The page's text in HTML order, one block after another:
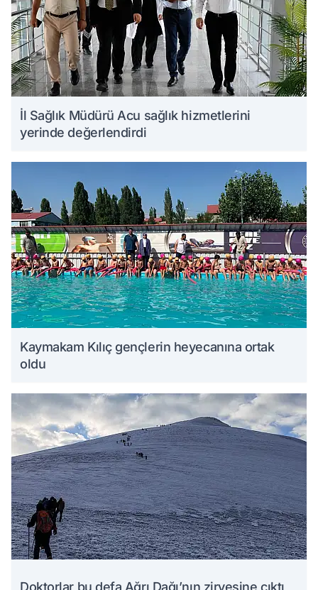
İl Sağlık Müdürü Acu sağlık hizmetlerini
yerinde değerlendirdi
Kaymakam Kılıç gençlerin heyecanına ortak
oldu